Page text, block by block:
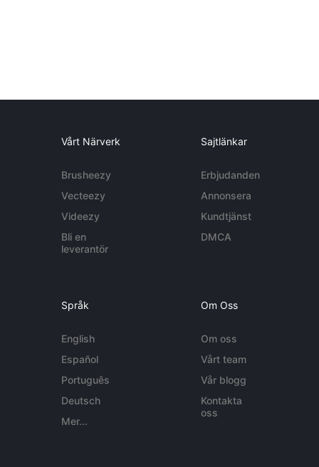
Vårt Närverk
Brusheezy
Vecteezy
Videezy
Bli en
leverantör
Sajtlänkar
Erbjudanden
Annonsera
Kundtjänst
DMCA
Språk
English
Español
Português
Deutsch
Mer...
Om Oss
Om oss
Vårt team
Vår blogg
Kontakta
oss